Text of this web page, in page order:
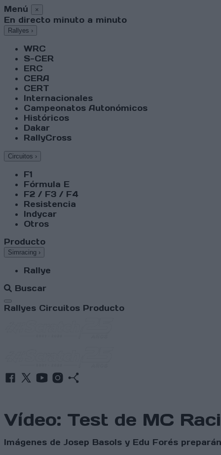
Menú ×
En directo minuto a minuto
Rallyes ›
WRC
S-CER
ERC
CERA
CERT
Internacionales
Campeonatos Autonómicos
Históricos
Dakar
RallyCross
Circuitos ›
F1
Fórmula E
F2 / F3 / F4
Resistencia
Indycar
Otros
Producto
Simracing ›
Rallye
Buscar
Abrir menú
Rallyes Circuitos Producto
Vídeo: Test de MC
Imágenes de Josep Basols y Edu Forés